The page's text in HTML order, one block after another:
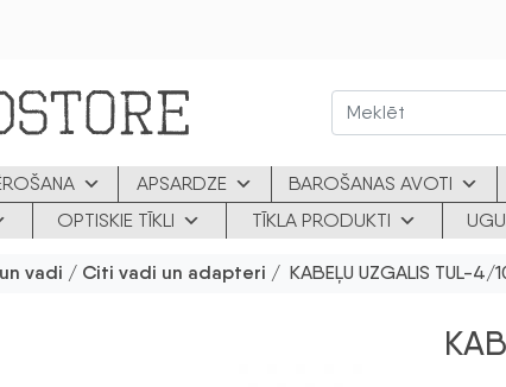
APSARDZE BAROŠANAS AVOTI
OPTISKIE TĪKLI TĪKLA PRODUKTI
vadi / Citi vadi un adapteri / KABEĻU UZGALIS TUL-4/